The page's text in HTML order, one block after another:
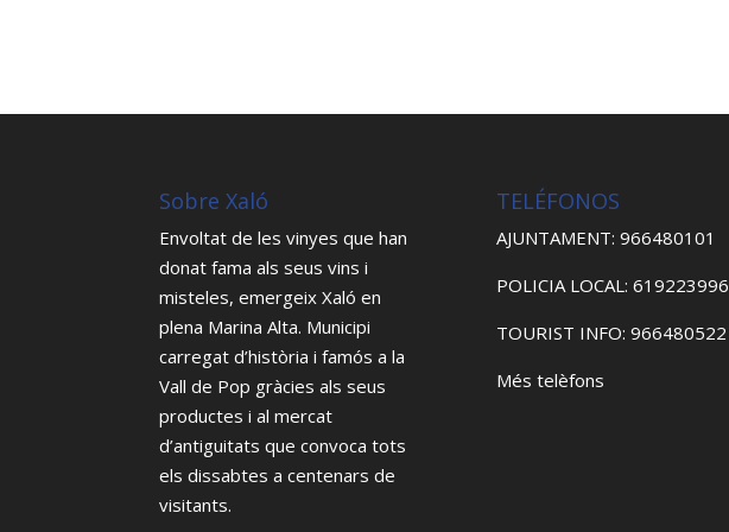
Sobre Xaló
Envoltat de les vinyes que han
donat fama als seus vins i
misteles, emergeix Xaló en
plena Marina Alta. Municipi
carregat d’història i famós a la
Vall de Pop gràcies als seus
productes i al mercat
d’antiguitats que convoca tots
els dissabtes a centenars de
visitants.
TELÉFONOS
AJUNTAMENT: 966480101
POLICIA LOCAL: 619223996
TOURIST INFO: 966480522
Més telèfons